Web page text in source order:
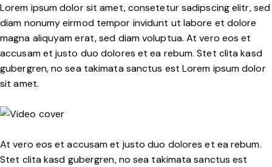
Lorem ipsum dolor sit amet, consetetur sadipscing elitr, sed
diam nonumy eirmod tempor invidunt ut labore et dolore
magna aliquyam erat, sed diam voluptua. At vero eos et
accusam et justo duo dolores et ea rebum. Stet clita kasd
gubergren, no sea takimata sanctus est Lorem ipsum dolor
sit amet.
At vero eos et accusam et justo duo dolores et ea rebum.
Stet clita kasd gubergren, no sea takimata sanctus est